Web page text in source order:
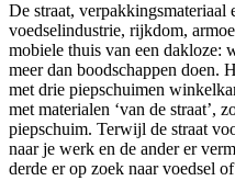
De straat, verpakkingsmateriaal
voedselindustrie, rijkdom,
mobiele thuis van een dakloze:
meer dan boodschappen doen.
met drie piepschuimen
met materialen ‘van de straat’,
piepschuim. Terwijl de straat
naar je werk en de ander er
derde er op zoek naar voedsel